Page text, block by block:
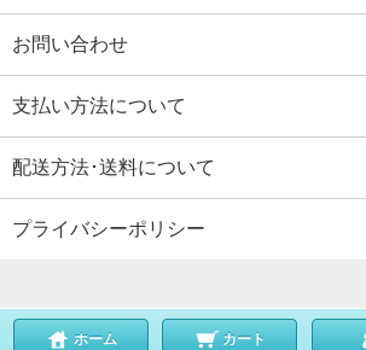
お問い合わせ
支払い方法について
配送方法･送料について
プライバシーポリシー
ホーム カート